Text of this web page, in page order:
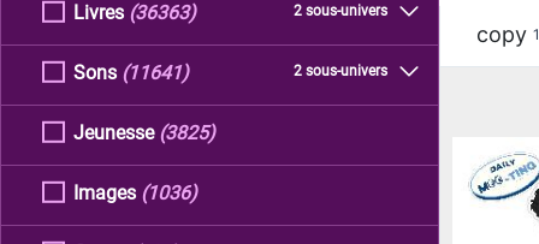
Livres 2 sous-univers
(36363)
Sons 2 sous-univers
(11641)
Jeunesse (3825)
Images (1036)
copy